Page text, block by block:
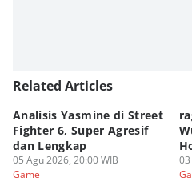
Related Articles
Analisis Yasmine di Street
Fighter 6, Super Agresif
dan Lengkap
05 Agu 2026, 20:00 WIB
Game